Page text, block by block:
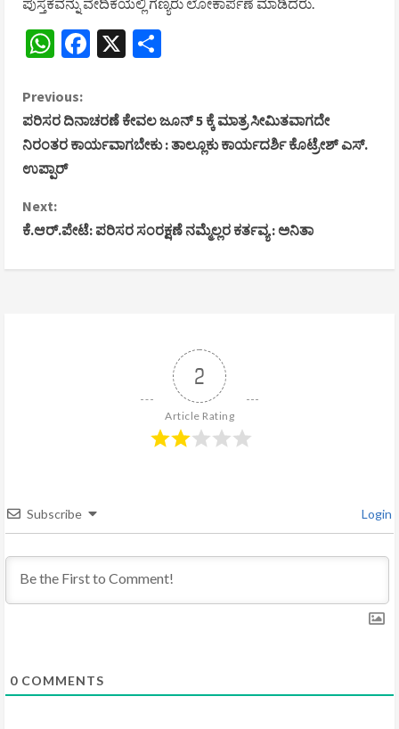
WhatsApp
Facebook
X
C
o
n
t
d
i
n
Previous:
ಪರಿಸರ ದಿನಾಚರಣೆ ಕೇವಲ ಜೂನ್ 5 ಕ್ಕೆ ಮಾತ್ರ ಸೀಮಿತವಾಗದೇ
ನಿರಂತರ ಕಾರ್ಯವಾಗಬೇಕು : ತಾಲ್ಲೂಕು ಕಾರ್ಯದರ್ಶಿ ಕೊಟ್ರೇಶ್ ಎಸ್.
ಉಪ್ಪಾರ್
Next:
ಕೆ.ಆರ್.ಪೇಟೆ: ಪರಿಸರ ಸಂರಕ್ಷಣೆ ನಮ್ಮೆಲ್ಲರ ಕರ್ತವ್ಯ : ಅನಿತಾ
2
Article Rating
Subscribe Login
0 COMMENTS